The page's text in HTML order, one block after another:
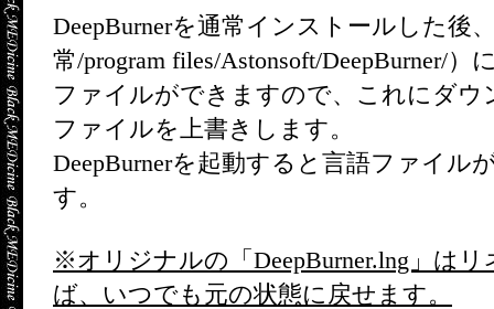
DeepBurnerを通常インストールした後
常/program files/Astonsoft/DeepBurner/）
ファイルができますので、これにダ
ファイルを上書きします。
DeepBurnerを起動すると言語ファイル
す。
※オリジナルの「DeepBurner.lng」は
ば、いつでも元の状態に戻せます。